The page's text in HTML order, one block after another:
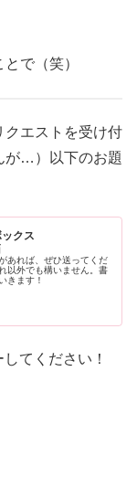
で（笑）
クエストを受け付
が…）以下のお題
クス
あれば、ぜひ送ってくだ
以外でも構いません。書
きます！
てください！